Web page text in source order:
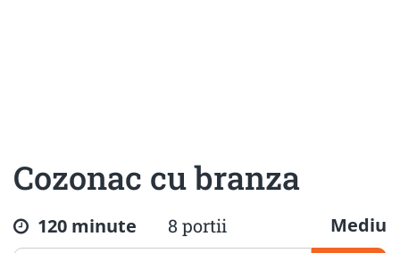
Cozonac cu branza
120 minute 8 portii Mediu